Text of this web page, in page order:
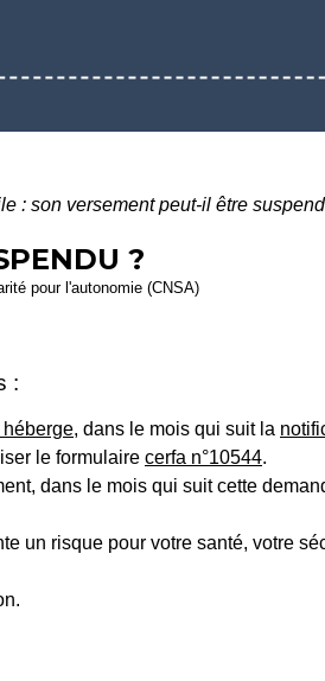
: son versement peut-il être
?
pour l'autonomie (CNSA)
:
, dans le mois qui suit la
le formulaire cerfa n°10544.
dans le mois qui suit cette
un risque pour votre santé, votre